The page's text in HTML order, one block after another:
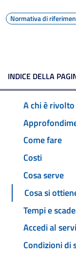
Normativa di
INDICE DELLA
A chi è rivolto
Come fare
Costi
Cosa serve
Cosa si
Tempi e
Accedi al
Condizioni di